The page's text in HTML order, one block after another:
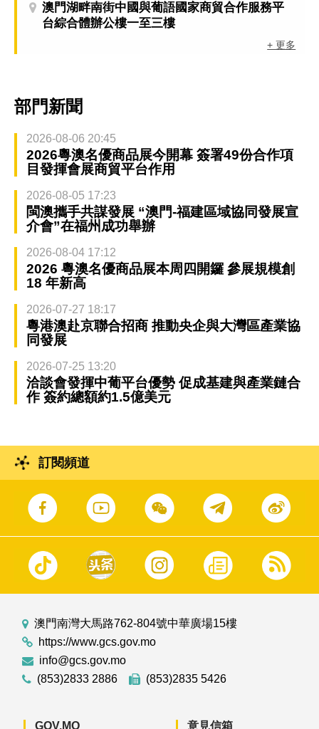
澳門湖畔南街中國與葡語國家商貿合作服務平
台綜合體辦公樓一至三樓
+ 更多
部門新聞
2026-08-06 20:45
2026粵澳名優商品展今開幕 簽署49份合作項
目發揮會展商貿平台作用
2026-08-05 17:23
閩澳攜手共謀發展 “澳門-福建區域協同發展宣
介會”在福州成功舉辦
2026-08-04 17:12
2026 粵澳名優商品展本周四開鑼 參展規模創
18 年新高
2026-07-27 18:17
粵港澳赴京聯合招商 推動央企與大灣區產業協
同發展
2026-07-25 13:20
洽談會發揮中葡平台優勢 促成基建與產業鏈合
作 簽約總額約1.5億美元
訂閱頻道
澳門南灣大馬路762-804號中華廣場15樓
https://www.gcs.gov.mo
info@gcs.gov.mo
(853)2833 2886
(853)2835 5426
GOV.MO 意見信箱